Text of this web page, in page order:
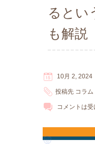
るとい
も解説
10月 2, 2024
投稿先 コラム
コメントは受